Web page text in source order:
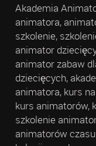
Akademia
animatora,
szkolenie,
animator
animator zabaw
dziecięcych,
animatora, kurs
kurs animatorów,
szkolenie
animatorów